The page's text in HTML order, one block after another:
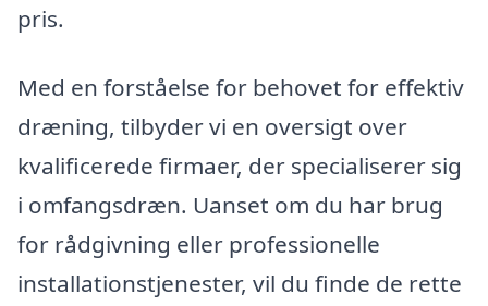
pris.
Med en forståelse for behovet for effektiv
dræning, tilbyder vi en oversigt over
kvalificerede firmaer, der specialiserer sig
i omfangsdræn. Uanset om du har brug
for rådgivning eller professionelle
installationstjenester, vil du finde de rette